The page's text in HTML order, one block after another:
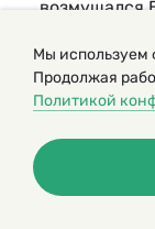
возмущался
— Да ещё со
Шемякин.
Виталик
возразить
выдержал,
Мы используем
Продолжая
Политикой